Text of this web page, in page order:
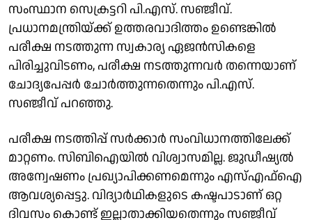
സംസ്ഥാന സെക്രട്ടറി പി.എസ്. സഞ്ജീവ്.
പ്രധാനമന്ത്രിയ്ക്ക് ഉത്തരവാദിത്തം ഉണ്ടെങ്കിൽ
പരീക്ഷ നടത്തുന്ന സ്വകാര്യ ഏജൻസികളെ
പിരിച്ചുവിടണം, പരീക്ഷ നടത്തുന്നവർ തന്നെയാണ്
ചോദ്യപേപ്പർ ചോർത്തുന്നതെന്നും പി.എസ്.
സഞ്ജീവ് പറഞ്ഞു.
പരീക്ഷ നടത്തിപ്പ് സർക്കാർ സംവിധാനത്തിലേക്ക്
മാറ്റണം. സിബിഐയിൽ വിശ്വാസമില്ല. ജുഡീഷ്യൽ
അന്വേഷണം പ്രഖ്യാപിക്കണമെന്നും എസ്എഫ്ഐ
ആവശ്യപ്പെട്ടു. വിദ്യാർഥികളുടെ കഷ്ടപാടാണ് ഒറ്റ
ദിവസം കൊണ്ട് ഇല്ലാതാക്കിയതെന്നും സഞ്ജീവ്